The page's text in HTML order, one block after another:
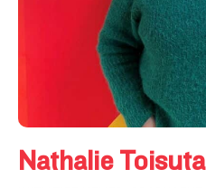
Nathalie Toisuta